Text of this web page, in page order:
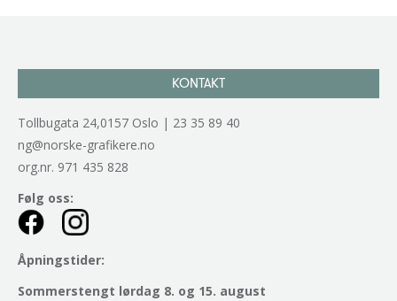
KONTAKT
Tollbugata 24,0157 Oslo | 23 35 89 40
ng@norske-grafikere.no
org.nr. 971 435 828
Følg oss:
Åpningstider:
Sommerstengt lørdag 8. og 15. august